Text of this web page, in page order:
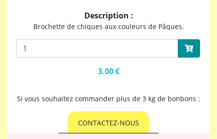
Description :
Brochette de chiques aux couleurs de Pâques.
3.00 €
Si vous souhaitez commander plus de 3 kg de bonbons :
CONTACTEZ-NOUS